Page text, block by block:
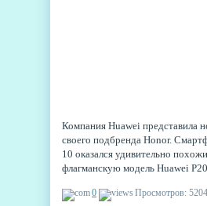
Компания Huawei представила
своего подбренда Honor.
10 оказался удивительно
флагманскую модель Huawei
агрессивным
0 Просмотров: